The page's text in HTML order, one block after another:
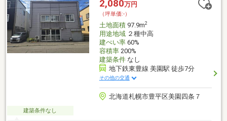
2,080万円
（坪単価:-）
土地面積97.9m2
用途地域２種中高
建ぺい率60%
容積率200%
建築条件なし
地下鉄東豊線 美園駅 徒歩7分
その他の交通
北海道札幌市豊平区美園四条７
建築条件なし